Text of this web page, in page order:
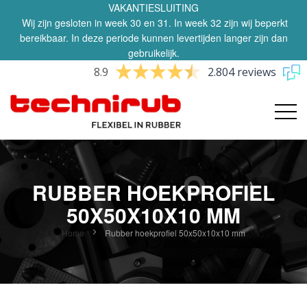
VAKANTIESLUITING
Wij zijn gesloten in week 30 en 31. In week 32 zijn wij beperkt
bereikbaar. In deze periode kunnen levertijden langer zijn dan
gebruikelijk.
8.9 2.804 reviews
RUBBER HOEKPROFIEL
50X50X10X10 MM
Home Rubber hoekprofiel 50x50x10x10 mm